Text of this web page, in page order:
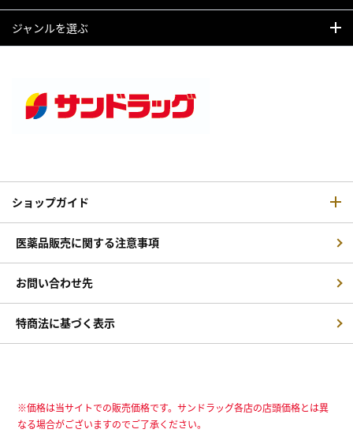
ジャンルを選ぶ
ショップガイド
医薬品販売に関する注意事項
お問い合わせ先
特商法に基づく表示
※価格は当サイトでの販売価格です。サンドラッグ各店の店頭価格とは異
なる場合がございますのでご了承ください。